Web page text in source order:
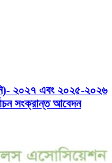
২০২৭ এবং ২০২৫-২০২৬
সংক্রান্ত আবেদন